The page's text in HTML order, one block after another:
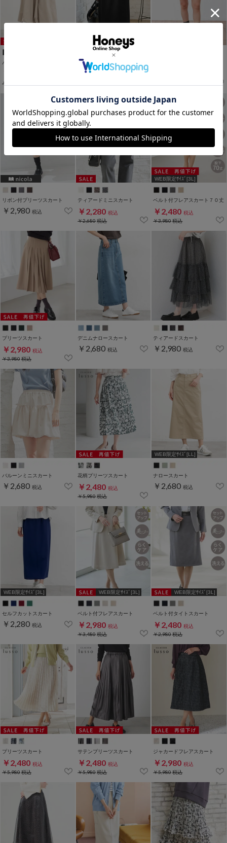
バルーンスカート
￥3,480
ベルト付タイトスカート
￥2,980
リボン付プリーツスカート
￥2,980 税込
ティアードミニスカート
￥2,280 税込
￥2,680税込
WEB限定ｻｲｽﾞ[3L]
ベルト付フレアスカート７０丈
￥2,480 税込
￥3,980税込
プリーツスカート
￥2,980 税込
￥3,980税込
デニムナロースカート
￥2,680 税込
ティアードスカート
￥2,980 税込
バルーンミニスカート
￥2,680 税込
花柄プリーツスカート
￥2,480 税込
￥5,980税込
WEB限定ｻｲｽﾞ[LL]
ナロースカート
￥2,680 税込
WEB限定ｻｲｽﾞ[3L]
セルフカットスカート
￥2,280 税込
WEB限定ｻｲｽﾞ[3L]
ベルト付フレアスカート
￥2,980 税込
￥3,480税込
WEB限定ｻｲｽﾞ[3L]
ベルト付タイトスカート
￥2,480 税込
￥2,980税込
プリーツスカート
￥2,480 税込
￥5,980税込
サテンプリーツスカート
￥2,480 税込
￥5,980税込
ジャカードフレアスカート
￥2,980 税込
￥5,980税込